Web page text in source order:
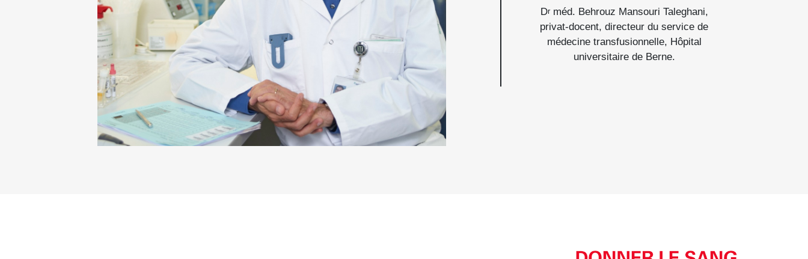
Drméd. Behrouz Mansouri Taleghani,
privat-docent, directeur du service de
médecine transfusionnelle, Hôpital
universitaire de Berne.